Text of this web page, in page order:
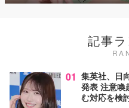
記事
01 集英社、日
発表 注意喚
む対応を検